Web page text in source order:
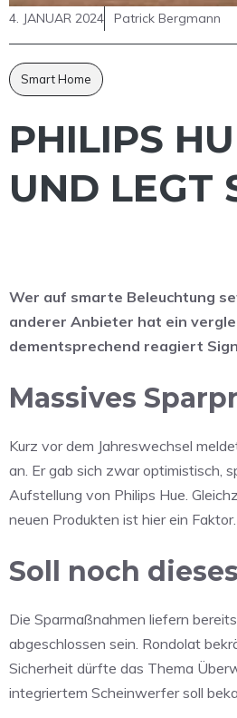
4. JANUAR 2024 Patrick Bergmann
Smart Home
PHILIPS
UND LEGT
Wer auf smarte Beleuchtung
anderer Anbieter hat ein
dementsprechend reagiert
Massives
Kurz vor dem Jahreswechsel
an. Er gab sich zwar optimistisch,
Aufstellung von Philips Hue.
neuen Produkten ist hier ein
Soll noch
Die Sparmaßnahmen liefern
abgeschlossen sein. Rondolat
Sicherheit dürfte das Thema
integriertem Scheinwerfer soll